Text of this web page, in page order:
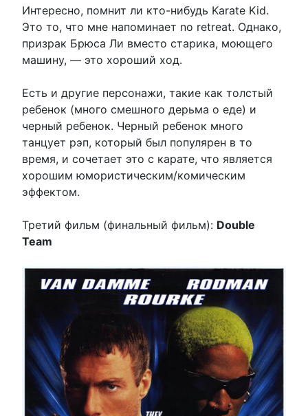
Интересно, помнит ли кто-нибудь Karate Kid.
Это то, что мне напоминает no retreat. Однако,
призрак Брюса Ли вместо старика, моющего
машину, — это хороший ход.
Есть и другие персонажи, такие как толстый
ребенок (много смешного дерьма о еде) и
черный ребенок. Черный ребенок много
танцует рэп, который был популярен в то
время, и сочетает это с карате, что является
хорошим юмористическим/комическим
эффектом.
Третий фильм (финальный фильм): Double
Team